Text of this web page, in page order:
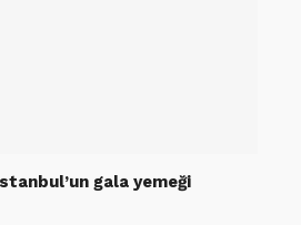
gala yemeği